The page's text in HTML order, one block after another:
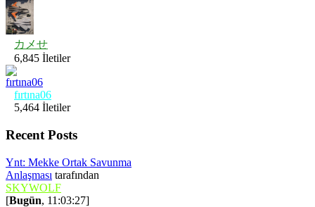
カメせ
6,845 İletiler
fırtına06
5,464 İletiler
Recent Posts
Ynt: Mekke Ortak Savunma
Anlaşması tarafından
SKYWOLF
[Bugün, 11:03:27]